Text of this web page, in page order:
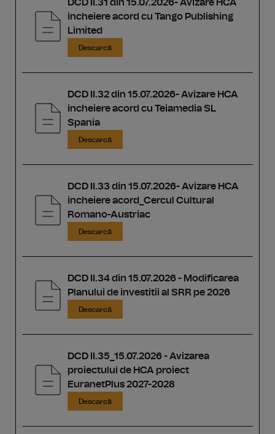
DCD II.31 din 15.07.2026- Avizare HCA
incheiere acord cu Tango Publishing
Limited
Descarcă
DCD II.32 din 15.07.2026- Avizare HCA
incheiere acord cu Teiamedia SL
Spania
Descarcă
DCD II.33 din 15.07.2026- Avizare HCA
incheiere acord_Cercul Cultural
Romano-Austriac
Descarcă
DCD II.34 din 15.07.2026 - Modificarea
Planului de investitii al SRR pe 2026
Descarcă
DCD II.35_15.07.2026 - Avizarea
proiectului de HCA proiect
EuranetPlus 2027-2028
Descarcă